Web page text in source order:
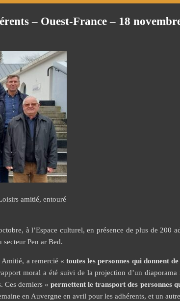
– Ouest-France – 18
amitié, entouré
à l’Espace culturel, en présence de plus de
Pen ar Bed.
Amitié, a remercié «toutes les personnes qui donnent
moral a été suivi de la projection d’un
Ces derniers «permettent le transport des personnes
en Auvergne en avril pour les adhérents, et un